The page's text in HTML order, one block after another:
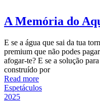
A Memória do
E se a água que sai da tua
premium que não podes
afogar-te? E se a solução
construído por
Read more
Espetáculos
2025